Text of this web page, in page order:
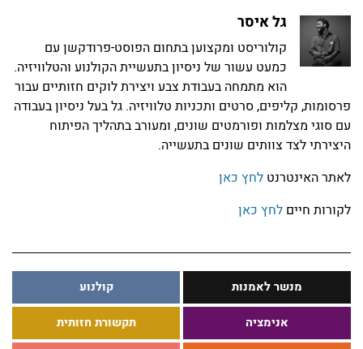
גל איסר
קולוריסט ומקצוען בתחום הפוסט-פרודקשן עם
כמעט עשור של ניסיון בתעשיית הקולנוע והטלוויזיה.
הוא מתמחה בעבודת צבע ויצירת לוקים חזותיים עבור
פרסומות, קליפים, סרטים ותכניות טלוויזיה. גל בעל ניסיון בעבודה
עם סוגי מצלמות ופורמטים שונים, ומעורב בתהליך הפיתוח
היצירתי לצד צוותים שונים בתעשייה.
לאתר האינטרנט לחץ כאן
לקורות חיים לחץ כאן
מנשר לאמנות קולנוע
אנימציה תקשורת חזותית
קרא עוד >
תערוכת הבוגרים יוצאת לדרך!
קרא עוד >